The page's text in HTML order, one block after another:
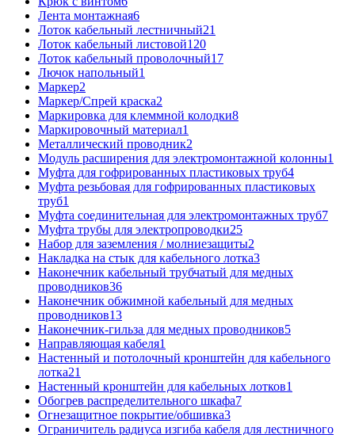
Лента монтажная6
Лоток кабельный лестничный21
Лоток кабельный листовой120
Лоток кабельный проволочный17
Лючок напольный1
Маркер2
Маркер/Спрей краска2
Маркировка для клеммной колодки8
Маркировочный материал1
Металлический проводник2
Модуль расширения для электромонтажной колонны1
Муфта для гофрированных пластиковых труб4
Муфта резьбовая для гофрированных пластиковых
труб1
Муфта соединительная для электромонтажных труб7
Муфта трубы для электропроводки25
Набор для заземления / молниезащиты2
Накладка на стык для кабельного лотка3
Наконечник кабельный трубчатый для медных
проводников36
Наконечник обжимной кабельный для медных
проводников13
Наконечник-гильза для медных проводников5
Направляющая кабеля1
Настенный и потолочный кронштейн для кабельного
лотка21
Настенный кронштейн для кабельных лотков1
Обогрев распределительного шкафа7
Огнезащитное покрытие/обшивка3
Ограничитель радиуса изгиба кабеля для лестничного